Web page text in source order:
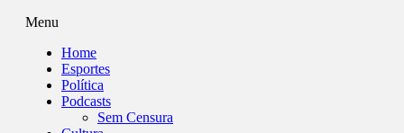
Menu
Home
Esportes
Política
Podcasts
Sem Censura